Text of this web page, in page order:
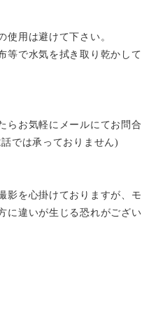
使用は避けて下さい。
等で水気を拭き取り乾かして
らお気軽にメールにてお問合
では承っておりません)
影を心掛けておりますが、モ
に違いが生じる恐れがござい